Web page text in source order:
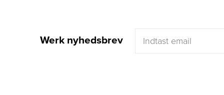
Werk nyhedsbrev